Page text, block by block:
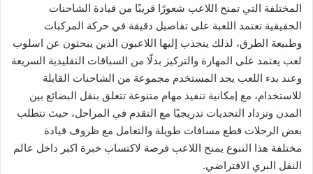
المختلفة التي تمنح اللاعب شعورًا قريبًا من قيادة الشاحنات
الحقيقية تعتمد اللعبة على تفاصيل دقيقة في حركة المركبات
وطبيعة الطرق، لذلك ينجذب إليها اللاعبون الذين يبحثون عن اسلوب
لعب يعتمد على المهارة والتركيز بدلًا من السباقات التقليدية السريعة
وعند بدء اللعب يجد المستخدم مجموعة من الشاحنات القابلة
للاستخدام، مع إمكانية تنفيذ مهام متنوعة تتعلق بنقل البضائع بين
المدن وتزداد التحديات تدريجيًا مع التقدم في المراحل، حيث تتطلب
بعض الرحلات قطع مسافات طويلة والتعامل مع ظروف قيادة
مختلفة هذا التنوع يمنح اللاعب فرصة لاكتساب خبرة اكبر داخل عالم
النقل البري الافتراضي.